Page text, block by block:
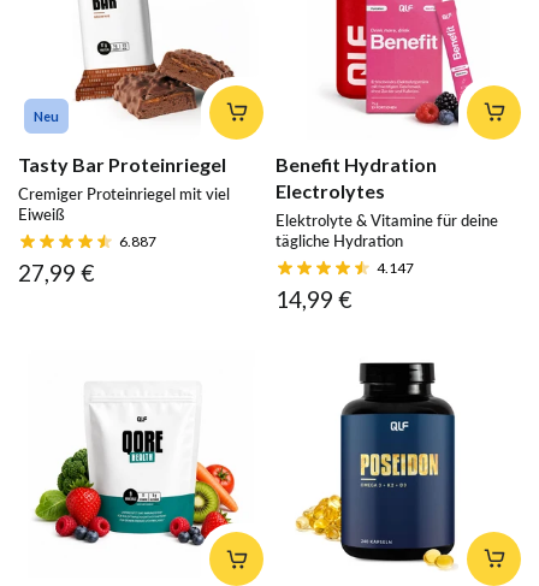
Neu
Tasty Bar Proteinriegel
Cremiger Proteinriegel mit viel
Eiweiß
6.887
27,99 €
Benefit Hydration
Electrolytes
Elektrolyte & Vitamine für deine
tägliche Hydration
4.147
14,99 €